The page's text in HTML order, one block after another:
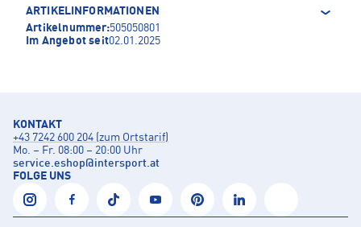
ARTIKELINFORMATIONEN
Artikelnummer:505050801
Im Angebot seit02.01.2025
KONTAKT
+43 7242 600 204 (zum Ortstarif)
Mo. – Fr. 08:00 – 20:00 Uhr
service.eshop@intersport.at
FOLGE UNS